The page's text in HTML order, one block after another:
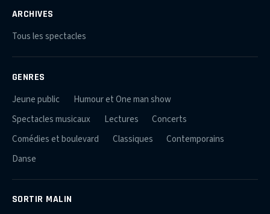
ARCHIVES
Tous les spectacles
GENRES
Jeune public
Humour et One man show
Spectacles musicaux
Lectures
Concerts
Comédies et boulevard
Classiques
Contemporains
Danse
SORTIR MALIN